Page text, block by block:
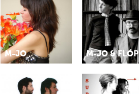
M-JO M-JO & FLÓP